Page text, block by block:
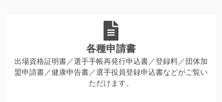
各種申請書
出場資格証明書／選手手帳再発行申込書／登録料／団体加
盟申請書／健康申告書／選手役員登録申込書などがご覧い
ただけます。